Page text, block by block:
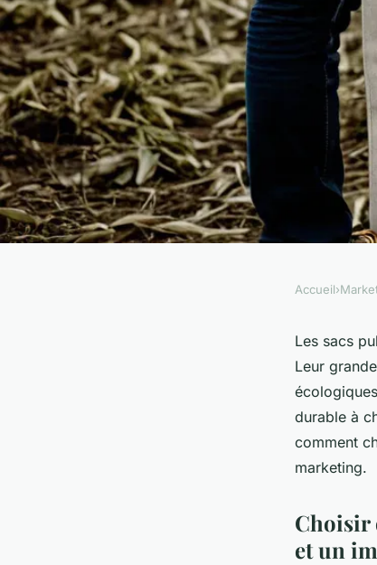
Sacs pub : des
votre branding
Accueil›
Les sacs
Leur
durable à
comment
marketing.
Choisir
et un